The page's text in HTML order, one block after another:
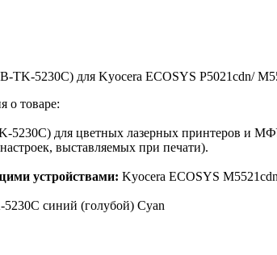
TK-5230C) для Kyocera ECOSYS P5021cdn/
о товаре:
для цветных лазерных принтеров и
выставляемых при печати).
устройствами: Kyocera ECOSYS
синий (голубой) Cyan